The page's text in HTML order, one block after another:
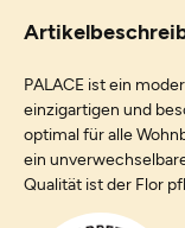
PALACE ist ein
einzigartigen und
optimal für alle
ein
Qualität ist der Flor